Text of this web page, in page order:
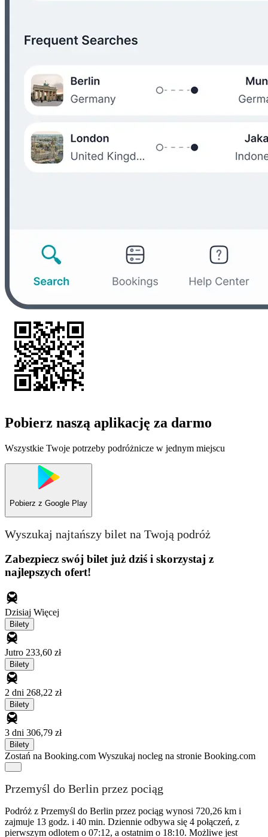
Pobierz naszą aplikację za darmo
Wszystkie Twoje potrzeby podróżnicze w jednym miejscu
Pobierz z Google Play
Wyszukaj najtańszy bilet na Twoją podróż
Zabezpiecz swój bilet już dziś i skorzystaj z
najlepszych ofert!
Dzisiaj Więcej
Bilety
Jutro 233,60 zł
Bilety
2 dni 268,22 zł
Bilety
3 dni 306,79 zł
Bilety
Zostań na Booking.com Wyszukaj nocleg na stronie Booking.com
Przemyśl do Berlin przez pociąg
Podróż z Przemyśl do Berlin przez pociąg wynosi 720,26 km i
zajmuje 13 godz. i 40 min. Dziennie odbywa się 4 połączeń, z
pierwszym odlotem o 07:12, a ostatnim o 18:10. Możliwe jest